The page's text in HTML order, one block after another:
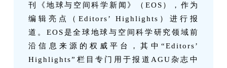
刊《地球与空间科学新闻》（EOS），作为
编辑亮点（Editors’ Highlights）进行报
道。EOS是全球地球与空间科学研究领域前
沿信息来源的权威平台，其中“Editors’
Highlights”栏目专门用于报道AGU杂志中